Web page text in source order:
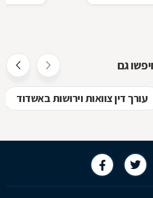
גם
עורך דין צוואות וירושות באשדוד